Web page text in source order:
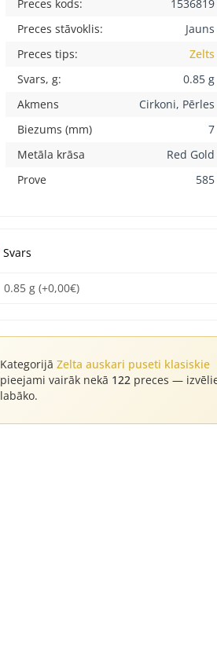
Preces kods:
1536819
Preces stāvoklis:
Jauns
Preces tips:
Zelts
Svars, g:
0.85 g
Akmens
Cirkoni, Pērles
Biezums (mm)
7
Metāla krāsa
Red Gold
Prove
585
Svars
KategorijāZelta auskari puseti klasiskie
pieejami vairāk nekā 122 preces —
labāko.